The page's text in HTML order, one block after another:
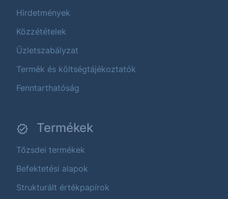
Hirdetmények
Közzétételek
Üzletszabályzat
Termék és költségtájékoztatók
Fenntarthatóság
Termékek
Tőzsdei termékek
Befektetési alapok
Strukturált értékpapírok